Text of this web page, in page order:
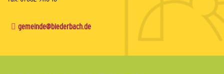
gemeinde@biederbach.de